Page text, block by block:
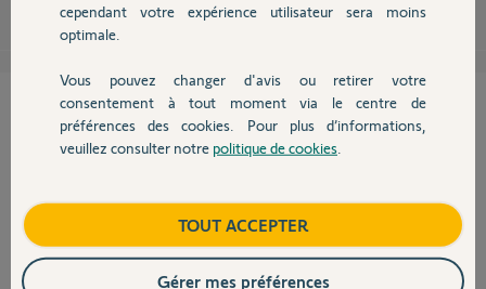
Devis avec un pro
Contact
Cette réponse vous a-t-elle aidé ?
NON OUI
0%des internautes ont trouvé cette réponse utile
cependant votre expérience utilisateur sera moins
optimale.
Vous pouvez changer d'avis ou retirer votre
consentement à tout moment via le centre de
préférences des cookies. Pour plus d’informations,
veuillez consulter notre politique de cookies
TOUT ACCEPTER
Gérer mes préférences